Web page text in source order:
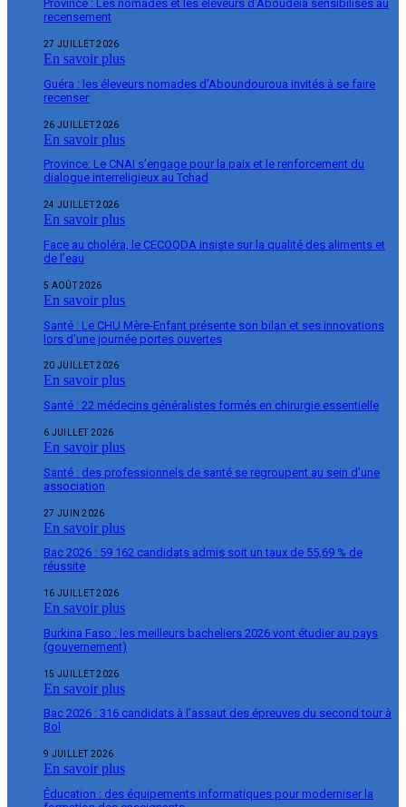
Province : Les nomades et les éleveurs d’Aboudeïa sensibilisés au
recensement
27 JUILLET 2026
En savoir plus
Guéra : les éleveurs nomades d’Aboundouroua invités à se faire
recenser
26 JUILLET 2026
En savoir plus
Province: Le CNAI s’engage pour la paix et le renforcement du
dialogue interreligieux au Tchad
24 JUILLET 2026
En savoir plus
Face au choléra, le CECOQDA insiste sur la qualité des aliments et
de l’eau
5 AOÛT 2026
En savoir plus
Santé : Le CHU Mère-Enfant présente son bilan et ses innovations
lors d’une journée portes ouvertes
20 JUILLET 2026
En savoir plus
Santé : 22 médecins généralistes formés en chirurgie essentielle
6 JUILLET 2026
En savoir plus
Santé : des professionnels de santé se regroupent au sein d’une
association
27 JUIN 2026
En savoir plus
Bac 2026 : 59 162 candidats admis soit un taux de 55,69 % de
réussite
16 JUILLET 2026
En savoir plus
Burkina Faso : les meilleurs bacheliers 2026 vont étudier au pays
(gouvernement)
15 JUILLET 2026
En savoir plus
Bac 2026 : 316 candidats à l’assaut des épreuves du second tour à
Bol
9 JUILLET 2026
En savoir plus
Éducation : des équipements informatiques pour moderniser la